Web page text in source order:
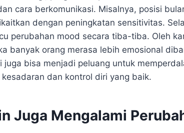
cara berkomunikasi. Misalnya, posisi
dengan peningkatan sensitivitas.
perubahan mood secara tiba-tiba. Oleh
banyak orang merasa lebih emosional
juga bisa menjadi peluang untuk
dan kontrol diri yang baik.
Juga Mengalami